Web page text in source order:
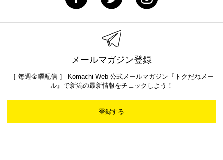
メールマガジン登録
［ 毎週金曜配信 ］ Komachi Web 公式メールマガジン『トクだねメー
ル』で新潟の最新情報をチェックしよう！
登録する